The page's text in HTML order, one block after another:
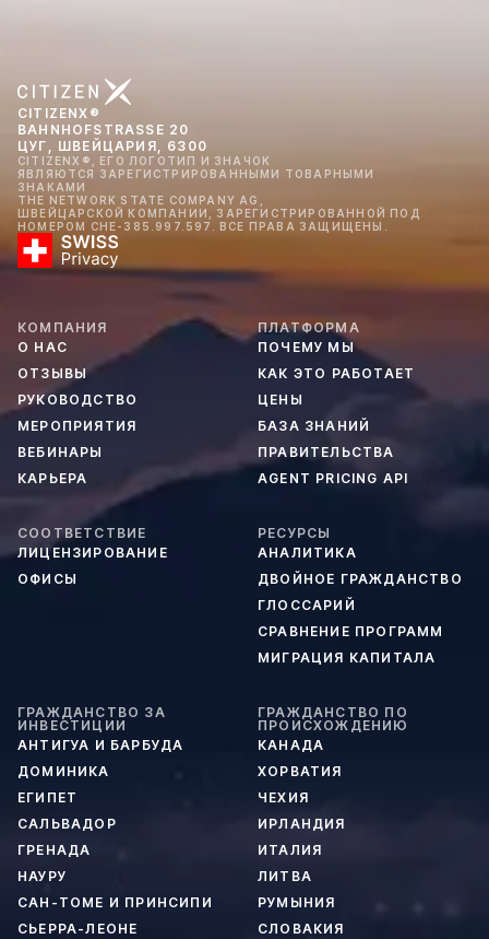
CITIZENX®
BAHNHOFSTRASSE 20
ЦУГ, ШВЕЙЦАРИЯ, 6300
CITIZENX®, ЕГО ЛОГОТИП И ЗНАЧОК
ЯВЛЯЮТСЯ ЗАРЕГИСТРИРОВАННЫМИ ТОВАРНЫМИ
ЗНАКАМИ
THE NETWORK STATE COMPANY AG,
ШВЕЙЦАРСКОЙ КОМПАНИИ, ЗАРЕГИСТРИРОВАННОЙ ПОД
НОМЕРОМ CHE-385.997.597. ВСЕ ПРАВА ЗАЩИЩЕНЫ.
КОМПАНИЯ
О НАС
ОТЗЫВЫ
РУКОВОДСТВО
МЕРОПРИЯТИЯ
ВЕБИНАРЫ
КАРЬЕРА
ПЛАТФОРМА
ПОЧЕМУ МЫ
КАК ЭТО РАБОТАЕТ
ЦЕНЫ
БАЗА ЗНАНИЙ
ПРАВИТЕЛЬСТВА
AGENT PRICING API
СООТВЕТСТВИЕ
ЛИЦЕНЗИРОВАНИЕ
ОФИСЫ
РЕСУРСЫ
АНАЛИТИКА
ДВОЙНОЕ ГРАЖДАНСТВО
ГЛОССАРИЙ
СРАВНЕНИЕ ПРОГРАММ
МИГРАЦИЯ КАПИТАЛА
ГРАЖДАНСТВО ЗА
ИНВЕСТИЦИИ
АНТИГУА И БАРБУДА
ДОМИНИКА
ЕГИПЕТ
САЛЬВАДОР
ГРЕНАДА
НАУРУ
САН-ТОМЕ И ПРИНСИПИ
СЬЕРРА-ЛЕОНЕ
ГРАЖДАНСТВО ПО
ПРОИСХОЖДЕНИЮ
КАНАДА
ХОРВАТИЯ
ЧЕХИЯ
ИРЛАНДИЯ
ИТАЛИЯ
ЛИТВА
РУМЫНИЯ
СЛОВАКИЯ